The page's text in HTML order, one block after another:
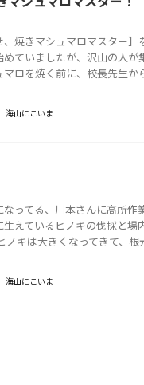
焼きマシュマロマスター】
めていましたが、沢山の人
ロを焼く前に、校長先生か
海山にこいま
ってる、川本さんに高所作
えているヒノキの伐採と場
ノキは大きくなってきて、
海山にこいま